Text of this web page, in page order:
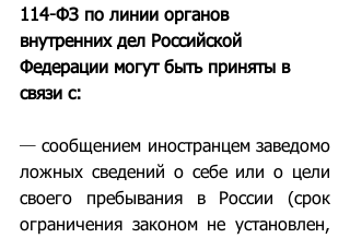
114-ФЗ по линии органов
внутренних дел Российской
Федерации могут быть приняты в
связи с:
— сообщением иностранцем заведомо
ложных сведений о себе или о цели
своего пребывания в России (срок
ограничения законом не установлен,